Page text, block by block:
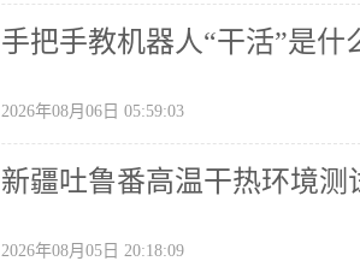
手把手教机器人“干活”是
2026年08月06日 05:59:03
新疆吐鲁番高温干热环境
2026年08月05日 20:18:09